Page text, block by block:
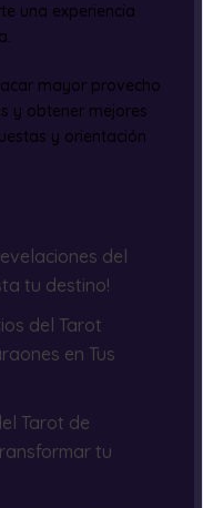
una experiencia
mayor provecho
y obtener mejores
y orientación
del
tu destino!
del Tarot
en Tus
Tarot de
tu